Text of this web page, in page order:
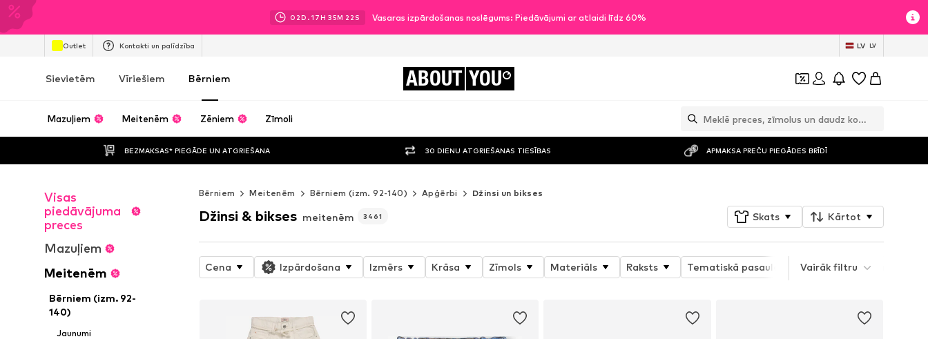
02D.17H 35M 20 S Vasaras izpārdošanas noslēgums: Piedāvājumi ar atlaidi līdz 60%
Outlet Kontakti un palīdzība LV LV
Sievietēm Vīriešiem Bērniem ABOUT YOU
Mazuļiem Meitenēm Zēniem Zīmoli
BEZMAKSAS* PIEGĀDE UN ATGRIEŠANA 30 DIENU ATGRIEŠANAS TIESĪBAS APMAKSA PREČU PIEGĀDES BRĪDĪ
Visas
piedāvājuma
preces
Mazuļiem
Meitenēm
Bērniem (izm. 92-
140)
Jaunumi
Bērniem Meitenēm Bērniem (izm. 92-140) Apģērbi Džinsi un bikses
Džinsi & bikses meitenēm 3461 Skats Kārtot
Cena Izpārdošana Izmērs Krāsa Zīmols Materiāls Raksts Tematiskā pasaule Detaļas
Vairāk filtru